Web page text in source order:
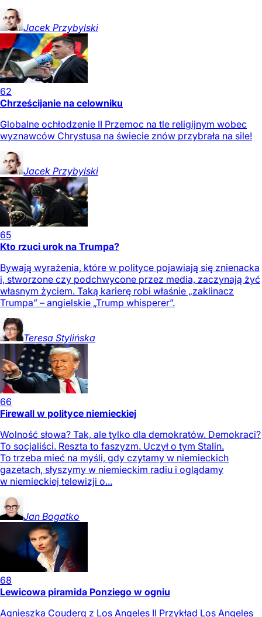
Jacek Przybylski
62
Chrześcijanie na celowniku
Globalne ochłodzenie II Przemoc na tle religijnym wobec
wyznawców Chrystusa na świecie znów przybrała na sile!
Jacek Przybylski
65
Kto rzuci urok na Trumpa?
Bywają wyrażenia, które w polityce pojawiają się znienacka
i, stworzone czy podchwycone przez media, zaczynają żyć
własnym życiem. Taką karierę robi właśnie „zaklinacz
Trumpa” – angielskie „Trump whisperer”.
Teresa Stylińska
66
Firewall w polityce niemieckiej
Wolność słowa? Tak, ale tylko dla demokratów. Demokraci?
To socjaliści. Reszta to faszyzm. Uczył o tym Stalin.
To trzeba mieć na myśli, gdy czytamy w niemieckich
gazetach, słyszymy w niemieckim radiu i oglądamy
w niemieckiej telewizji o...
Jan Bogatko
68
Lewicowa piramida Ponziego w ogniu
Agnieszka Couderq z Los Angeles II Przykład Los Angeles